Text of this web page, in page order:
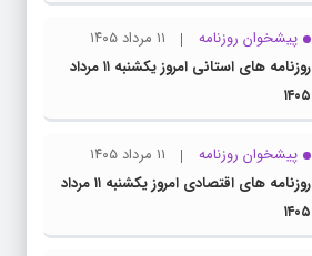
پیشخوان روزنامه
۱۱ مرداد ۱۴۰۵
روزنامه های استانی امروز یکشنبه ۱۱ مرداد
۱۴۰۵
پیشخوان روزنامه
۱۱ مرداد ۱۴۰۵
روزنامه های اقتصادی امروز یکشنبه ۱۱ مرداد
۱۴۰۵